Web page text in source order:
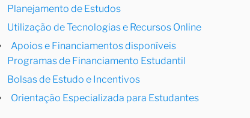
Planejamento de Estudos
Utilização de Tecnologias e Recursos Online
Apoios e Financiamentos disponíveis
Programas de Financiamento Estudantil
Bolsas de Estudo e Incentivos
Orientação Especializada para Estudantes